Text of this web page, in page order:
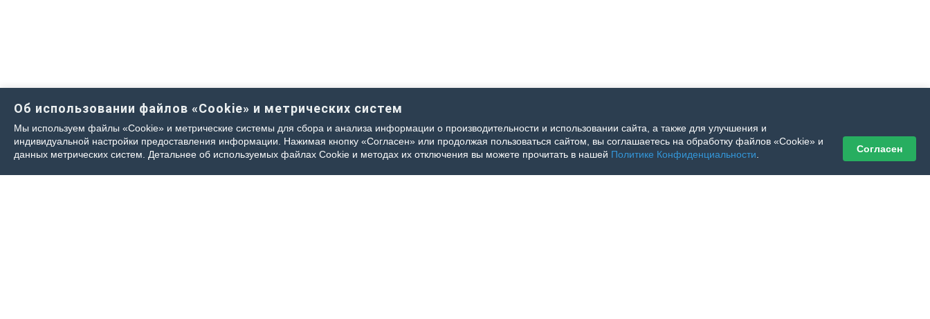
Об использовании файлов «Cookie» и метрических систем
Мы используем файлы «Cookie» и метрические системы для сбора и анализа информации о производительности и использовании сайта, а также для улучшения и
индивидуальной настройки предоставления информации. Нажимая кнопку «Согласен» или продолжая пользоваться сайтом, вы соглашаетесь на обработку файлов «Cookie» и
данных метрических систем. Детальнее об используемых файлах Cookie и методах их отключения вы можете прочитать в нашей Политике Конфиденциальности Согласен